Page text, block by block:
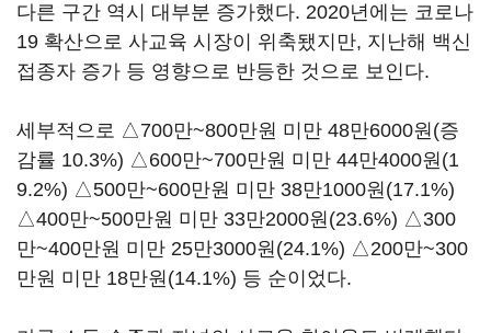
다른 구간 역시 대부분 증가했다. 2020년에는 코로나
19 확산으로 사교육 시장이 위축됐지만, 지난해 백신
접종자 증가 등 영향으로 반등한 것으로 보인다.
세부적으로 △700만~800만원 미만 48만6000원(증
감률 10.3%) △600만~700만원 미만 44만4000원(1
9.2%) △500만~600만원 미만 38만1000원(17.1%)
△400만~500만원 미만 33만2000원(23.6%) △300
만~400만원 미만 25만3000원(24.1%) △200만~300
만원 미만 18만원(14.1%) 등 순이었다.